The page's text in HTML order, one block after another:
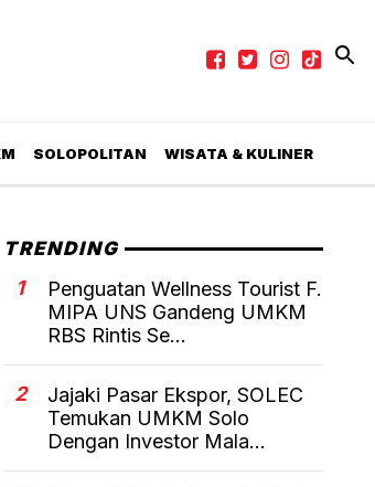
SOLOPOLITAN WISATA & KULINER
TRENDING
1
Penguatan Wellness Tourist F.
MIPA UNS Gandeng UMKM
RBS Rintis Se...
2
Jajaki Pasar Ekspor, SOLEC
Temukan UMKM Solo
Dengan Investor Mala...